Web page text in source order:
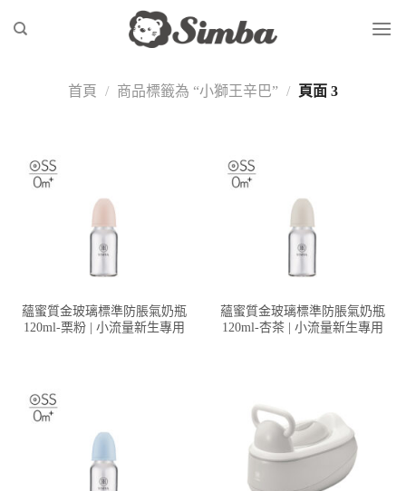
首頁 / 商品標籤為 “小獅王辛巴” / 頁面 3
蘊蜜質金玻璃標準防脹氣奶瓶
120ml-栗粉 | 小流量新生專用
蘊蜜質金玻璃標準防脹氣奶瓶
120ml-杏茶 | 小流量新生專用